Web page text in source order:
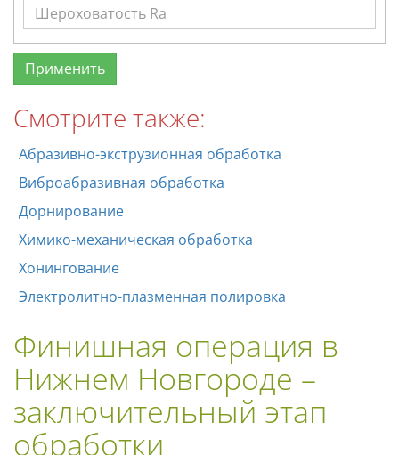
Смотрите также:
Абразивно-экструзионная обработка
Виброабразивная обработка
Дорнирование
Химико-механическая обработка
Хонингование
Электролитно-плазменная полировка
Финишная операция в
Нижнем Новгороде –
заключительный этап
обработки